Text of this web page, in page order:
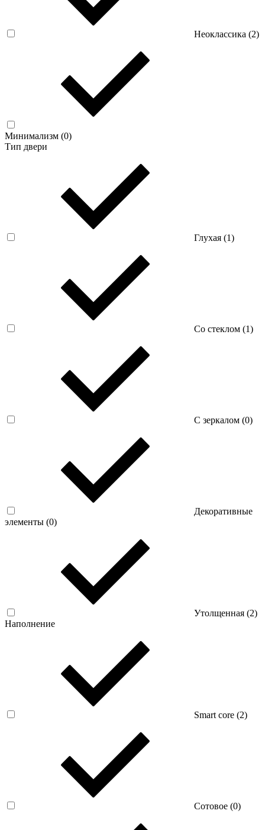
Неоклассика (2)
Минимализм (0)
Тип двери
Глухая (1)
Со стеклом (1)
С зеркалом (0)
Декоративные
элементы (0)
Утолщенная (2)
Наполнение
Smart core (2)
Сотовое (0)